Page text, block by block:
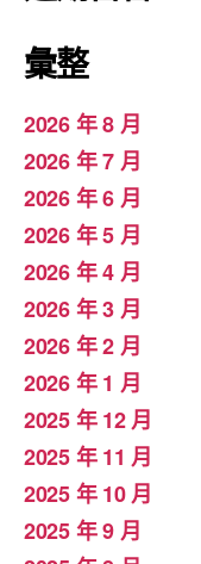
彙整
2026 年 8 月
2026 年 7 月
2026 年 6 月
2026 年 5 月
2026 年 4 月
2026 年 3 月
2026 年 2 月
2026 年 1 月
2025 年 12 月
2025 年 11 月
2025 年 10 月
2025 年 9 月